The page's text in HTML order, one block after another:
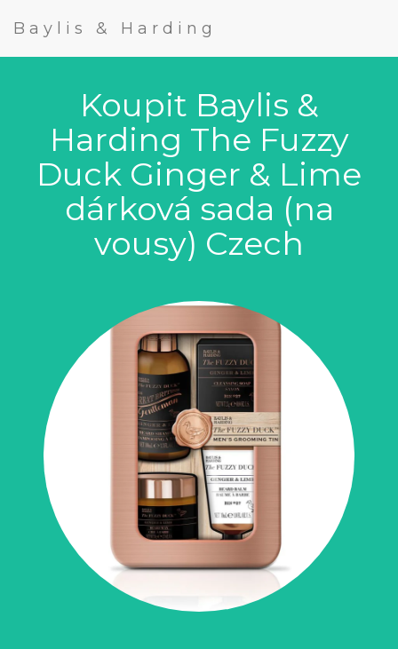
Baylis & Harding
Koupit Baylis &
Harding The Fuzzy
Duck Ginger & Lime
dárková sada (na
vousy) Czech